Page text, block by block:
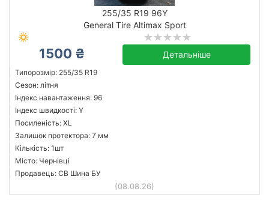
255/35 R19 96Y
General Tire Altimax Sport
1500 ₴ Детальніше
Типорозмір: 255/35 R19
Сезон: літня
Індекс навантаження: 96
Індекс швидкості: Y
Посиленість: XL
Залишок протектора: 7 мм
Кількість: 1шт
Місто: Чернівці
Продавець: СВ Шина БУ
(08.08.26)
General Tire
Скинути